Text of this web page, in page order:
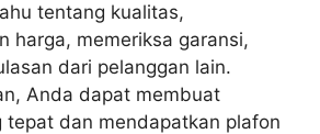
tentang kualitas,
harga, memeriksa garansi,
dari pelanggan lain.
Anda dapat membuat
tepat dan mendapatkan plafon